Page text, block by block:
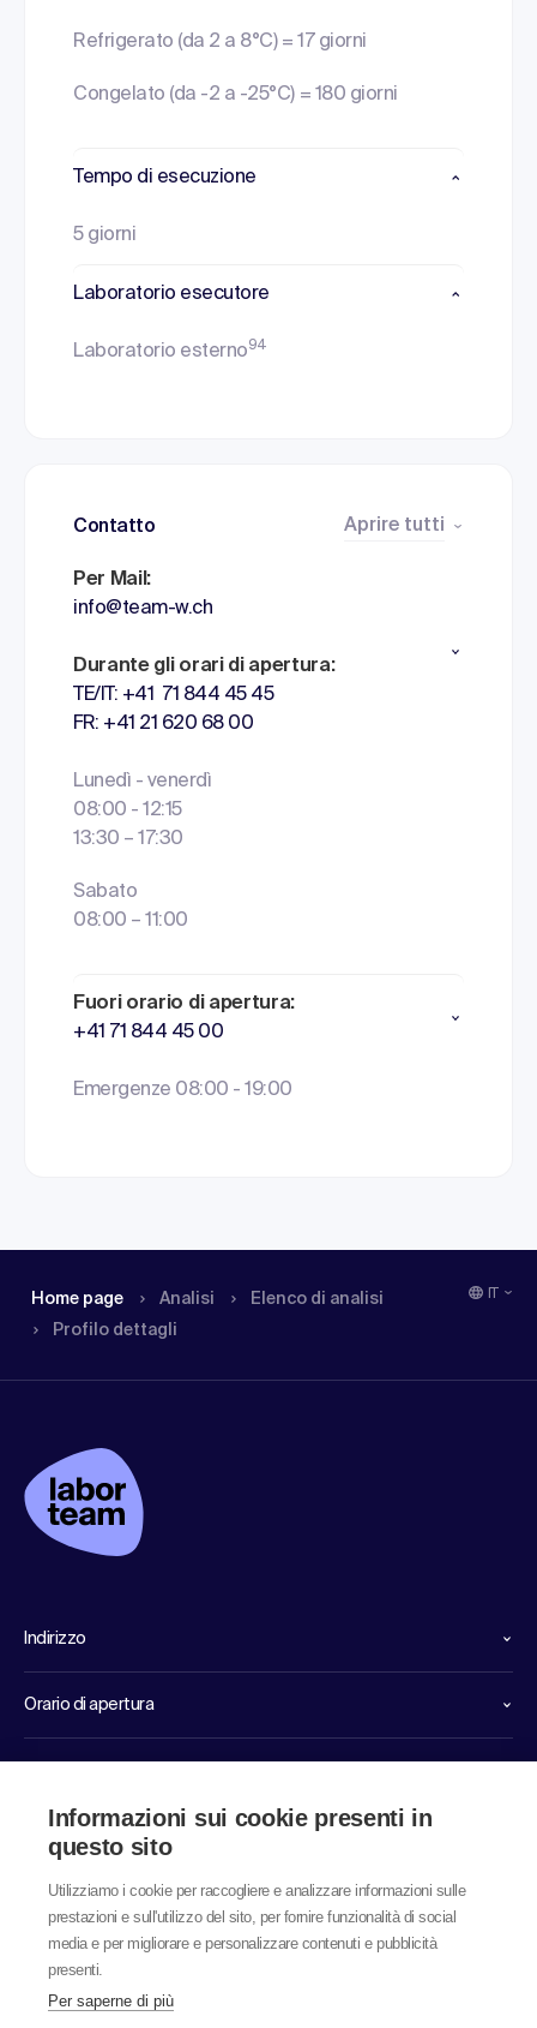
Refrigerato (da 2 a 8°C) = 17 giorni
Congelato (da -2 a -25°C) = 180 giorni
Tempo di esecuzione
5 giorni
Laboratorio esecutore
Laboratorio esterno94
Contatto Aprire tutti
Per Mail:
info@team-w.ch
Durante gli orari di apertura:
TE/IT: +41 71 844 45 45
FR: +41 21 620 68 00
Lunedì - venerdì
08:00 - 12:15
13:30 – 17:30
Sabato
08:00 – 11:00
Fuori orario di apertura:
+41 71 844 45 00
Emergenze 08:00 - 19:00
Home page Analisi
Elenco di analisi
Profilo dettagli
Indirizzo
Orario di apertura
Informazioni sui cookie presenti in
questo sito
Utilizziamo i cookie per raccogliere e analizzare informazioni sulle
prestazioni e sull'utilizzo del sito, per fornire funzionalità di social
media e per migliorare e personalizzare contenuti e pubblicità
presenti.
Per saperne di più